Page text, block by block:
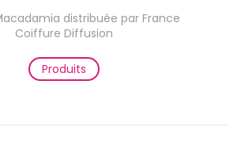
distribuée par France
Coiffure Diffusion
Produits